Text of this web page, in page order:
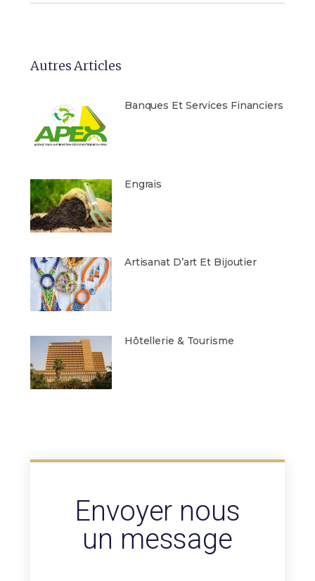
Autres Articles
Banques Et Services Financiers
Engrais
Artisanat D’art Et Bijoutier
Hôtellerie & Tourisme
Envoyer nous
un message